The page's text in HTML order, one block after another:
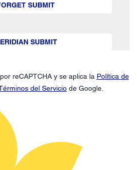
SUBMIT
SUBMIT
reCAPTCHA y se aplica la Política de
del Servicio de Google.